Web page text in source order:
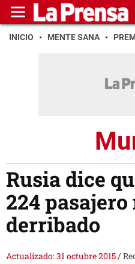
INICIO MENTE SANA
Rusia dice
224 pasajero
derribado
Actualizado: 31 octubre 2015/